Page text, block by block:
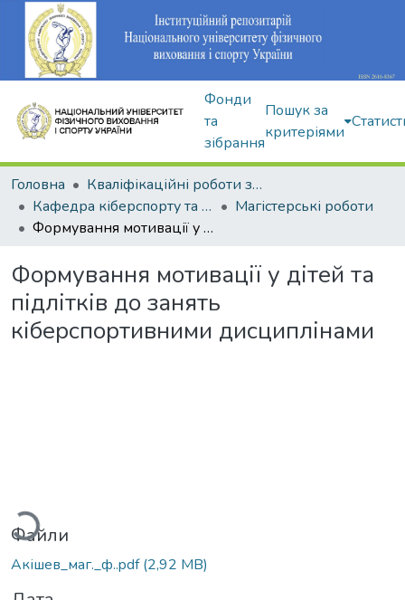
Фонди
та
зібрання
Пошук за
критеріями
Головна
Кваліфікаційні роботи здобувачів вищої освіти
Кафедра кіберспорту та інформаційних технологій
Магістерські роботи
Формування мотивації у дітей та підлітків до занять кіберспортивними дисциплінами
Формування мотивації у дітей та
підлітків до занять
кіберспортивними дисциплінами
Файли
Акішев_маг._ф..pdf(2,92 MB)